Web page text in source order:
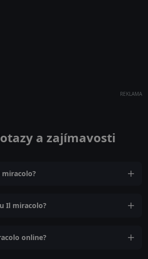
REKLAMA
a zajímavosti
Il miracolo?
online?